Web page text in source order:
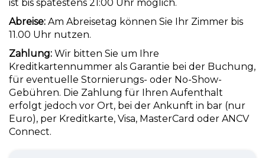
ist bis spätestens 21:00 Uhr möglich.
Abreise: Am Abreisetag können Sie Ihr Zimmer bis
11.00 Uhr nutzen.
Zahlung: Wir bitten Sie um Ihre
Kreditkartennummer als Garantie bei der Buchung,
für eventuelle Stornierungs- oder No-Show-
Gebühren. Die Zahlung für Ihren Aufenthalt
erfolgt jedoch vor Ort, bei der Ankunft in bar (nur
Euro), per Kreditkarte, Visa, MasterCard oder ANCV
Connect.